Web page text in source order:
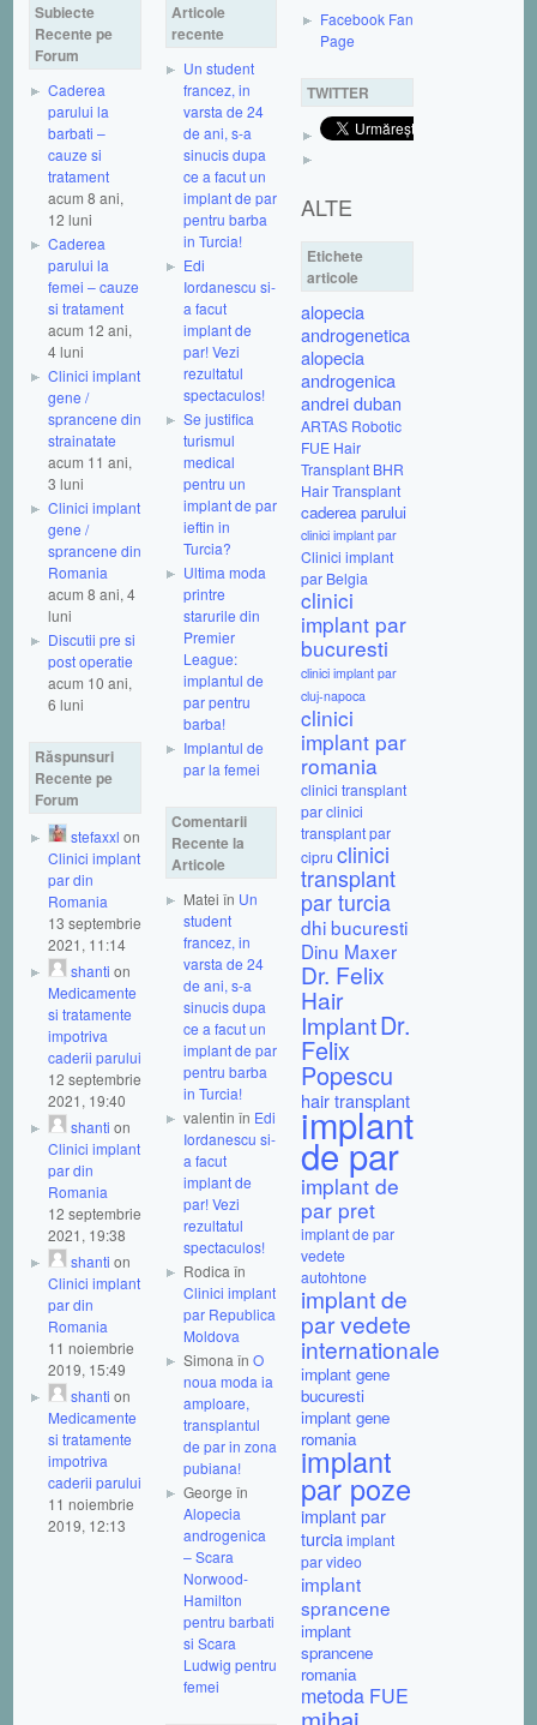
Subiecte
Recente pe
Forum
Caderea
parului la
barbati –
cauze si
tratament
acum 8 ani,
12 luni
Caderea
parului la
femei – cauze
si tratament
acum 12 ani,
4 luni
Clinici implant
gene /
sprancene din
strainatate
acum 11 ani,
3 luni
Clinici implant
gene /
sprancene din
Romania
acum 8 ani, 4
luni
Discutii pre si
post operatie
acum 10 ani,
6 luni
Răspunsuri
Recente pe
Forum
stefaxxl on
Clinici implant
par din
Romania
13 septembrie
2021, 11:14
shanti on
Medicamente
si tratamente
impotriva
caderii parului
12 septembrie
2021, 19:40
shanti on
Clinici implant
par din
Romania
12 septembrie
2021, 19:38
shanti on
Clinici implant
par din
Romania
11 noiembrie
2019, 15:49
shanti on
Medicamente
si tratamente
impotriva
caderii parului
11 noiembrie
2019, 12:13
Articole
recente
Un student
francez, in
varsta de 24
de ani, s-a
sinucis dupa
ce a facut un
implant de par
pentru barba
in Turcia!
Edi
Iordanescu si-
a facut
implant de
par! Vezi
rezultatul
spectaculos!
Se justifica
turismul
medical
pentru un
implant de par
ieftin in
Turcia?
Ultima moda
printre
starurile din
Premier
League:
implantul de
par pentru
barba!
Implantul de
par la femei
Comentarii
Recente la
Articole
Matei în Un
student
francez, in
varsta de 24
de ani, s-a
sinucis dupa
ce a facut un
implant de par
pentru barba
in Turcia!
valentin în Edi
Iordanescu si-
a facut
implant de
par! Vezi
rezultatul
spectaculos!
Rodica în
Clinici implant
par Republica
Moldova
Simona înO
noua moda ia
amploare,
transplantul
de par in zona
pubiana!
George în
Alopecia
androgenica
– Scara
Norwood-
Hamilton
pentru barbati
si Scara
Ludwig pentru
femei
Facebook Fan
Page
TWITTER
ALTE
Etichete
articole
alopecia
androgenetica
alopecia
androgenica
andrei duban
ARTAS Robotic
FUE Hair
Transplant BHR
Hair Transplant
caderea parului
clinici implant par
Clinici implant
par Belgia
clinici
implant par
bucuresti
clinici implant par
cluj-napoca
clinici
implant par
romania
clinici transplant
parclinici
transplant par
cipru clinici
transplant
par turcia
dhi bucuresti
Dinu Maxer
Dr. Felix
Hair
ImplantDr.
Felix
Popescu
hair transplant
implant
de par
implant de
par pret
implant de par
vedete
autohtone
implant de
par vedete
internationale
implant gene
bucuresti
implant gene
romania
implant
par poze
implant par
turciaimplant
par video
implant
sprancene
implant
sprancene
romania
metoda FUE